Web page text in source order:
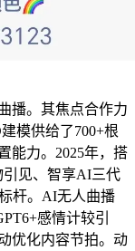
播。其焦点合作力
模供给了700+根
能力。2025年，搭
引见、智享AI三代
杆。AI无人曲播
感情计较引
优化内容节拍。动